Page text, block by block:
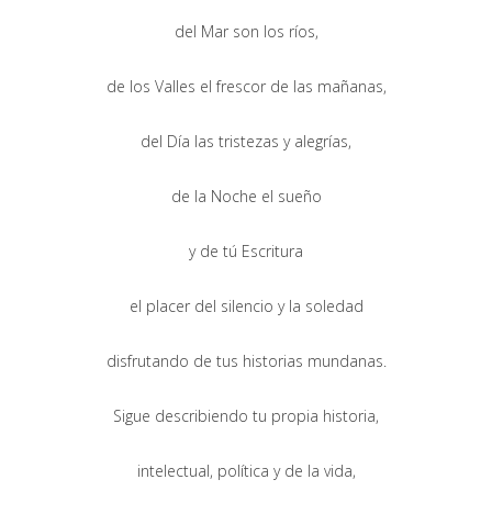
del Mar son los ríos,
de los Valles el frescor de las mañanas,
del Día las tristezas y alegrías,
de la Noche el sueño
y de tú Escritura
el placer del silencio y la soledad
disfrutando de tus historias mundanas.
Sigue describiendo tu propia historia,
intelectual, política y de la vida,